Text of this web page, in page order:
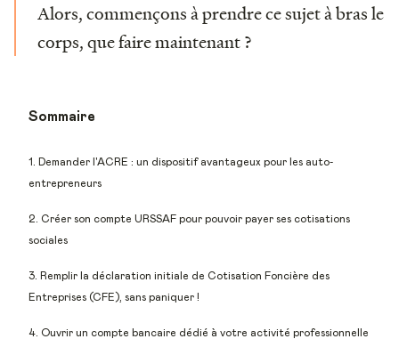
Alors, commençons à prendre ce sujet à bras le
corps, que faire maintenant ?
Sommaire
1. Demander l'ACRE : un dispositif avantageux pour les auto-
entrepreneurs
2. Créer son compte URSSAF pour pouvoir payer ses cotisations
sociales
3. Remplir la déclaration initiale de Cotisation Foncière des
Entreprises (CFE), sans paniquer !
4. Ouvrir un compte bancaire dédié à votre activité professionnelle